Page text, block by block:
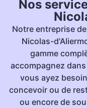
Nos
Notre entreprise
Nicolas-
gamme
accompagnez
vous ayez
concevoir ou de
ou encore de